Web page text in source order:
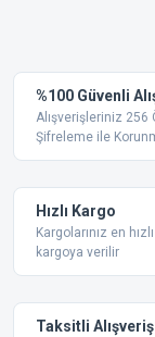
Ürün resmi
Ürün
Bu ürüne
%100 Güvenli
Alışverişleriniz 256
Şifreleme ile
Hızlı Kargo
Kargolarınız en
kargoya verilir
Taksitli Alışveriş